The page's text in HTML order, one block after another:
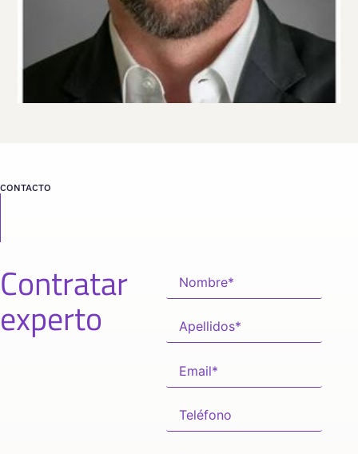
CONTACTO
Contratar
experto